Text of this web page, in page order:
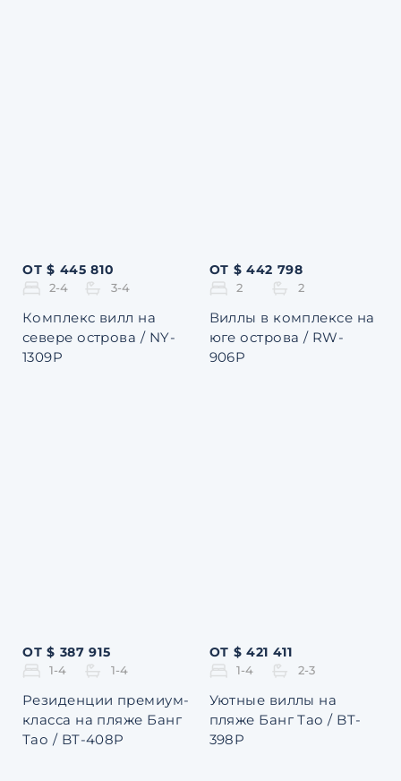
ОТ $ 445 810
2-4 3-4
Комплекс вилл на
севере острова / NY-
1309P
ОТ $ 442 798
2 2
Виллы в комплексе на
юге острова / RW-
906P
ОТ $ 387 915
1-4 1-4
Резиденции премиум-
класса на пляже Банг
Тао / BT-408P
ОТ $ 421 411
1-4 2-3
Уютные виллы на
пляже Банг Тао / BT-
398P